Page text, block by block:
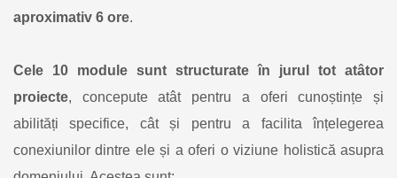
aproximativ 6 ore.
Cele 10 module sunt structurate în jurul tot atâtor
proiecte, concepute atât pentru a oferi cunoștințe și
abilități specifice, cât și pentru a facilita înțelegerea
conexiunilor dintre ele și a oferi o viziune holistică asupra